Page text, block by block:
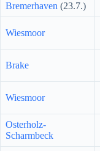
Bremerhaven (23.7.)
Wiesmoor
Brake
Wiesmoor
Osterholz-
Scharmbeck